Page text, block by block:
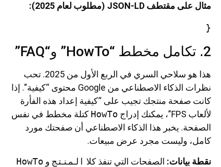
مثال على مقتطف JSON-LD (مطلوب لعام 2025):
{
2. تكامل مخطط “HowTo” و“FAQ”
هذا هو سلاحي السري في الربع الأول من 2025. تحب
نظرات الذكاء الاصطناعي من Google محتوى “كيفية”. إذا
كانت صفحة منتجك تجيب على “كيفية إعداد هذه الفأرة
لألعاب FPS”، يمكنك إدراج
HowTo كتلة مخطط في نفس
الصفحة. يخبر هذا الذكاء الاصطناعي أن صفحتك مورد
كامل، وليست مجرد عرض مبيعات.
نقطة بيانات: الصفحات التي تنفذ كلا المنتج و HowTo